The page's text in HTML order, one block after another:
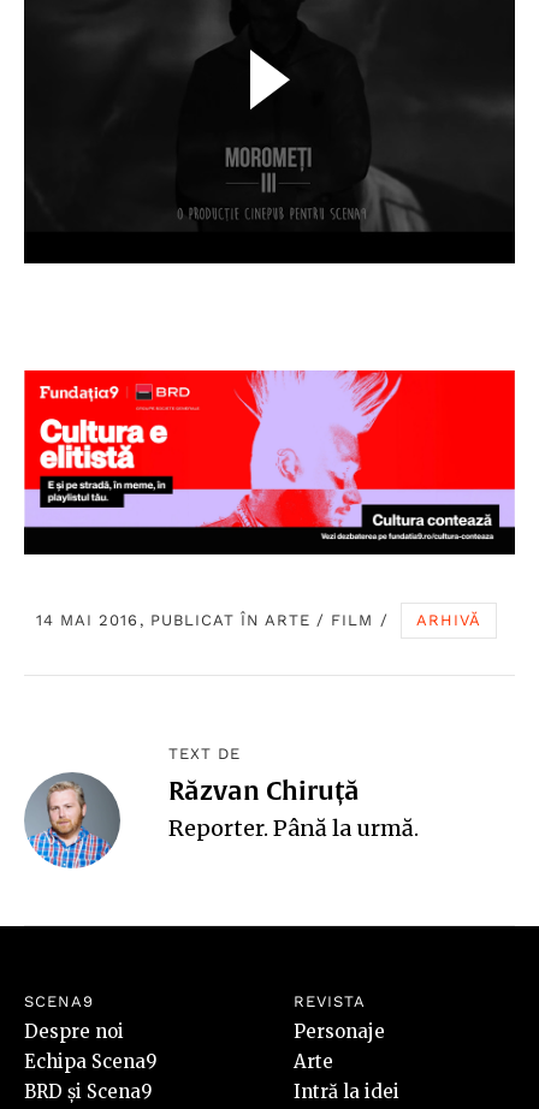
14 MAI 2016, PUBLICAT ÎNARTE / FILM / ARHIVĂ
TEXT DE
Răzvan Chiruță
Reporter. Până la urmă.
SCENA9
Despre noi
Echipa Scena9
BRD și Scena9
REVISTA
Personaje
Arte
Intră la idei